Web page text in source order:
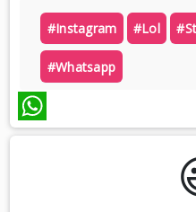
#instagram #lol
#whatsapp
WhatsApp